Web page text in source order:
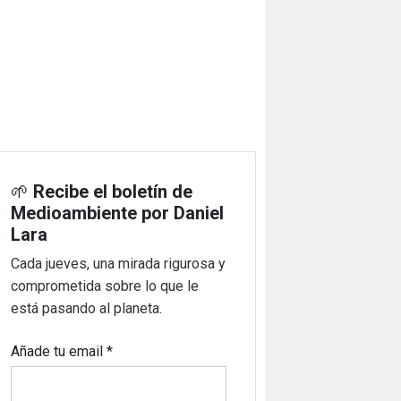
🌱 Recibe el boletín de
Medioambiente por Daniel
Lara
Cada jueves, una mirada rigurosa y
comprometida sobre lo que le
está pasando al planeta.
Añade tu email*